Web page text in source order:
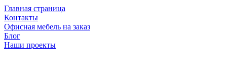
Главная страница
Контакты
Офисная мебель на заказ
Блог
Наши проекты